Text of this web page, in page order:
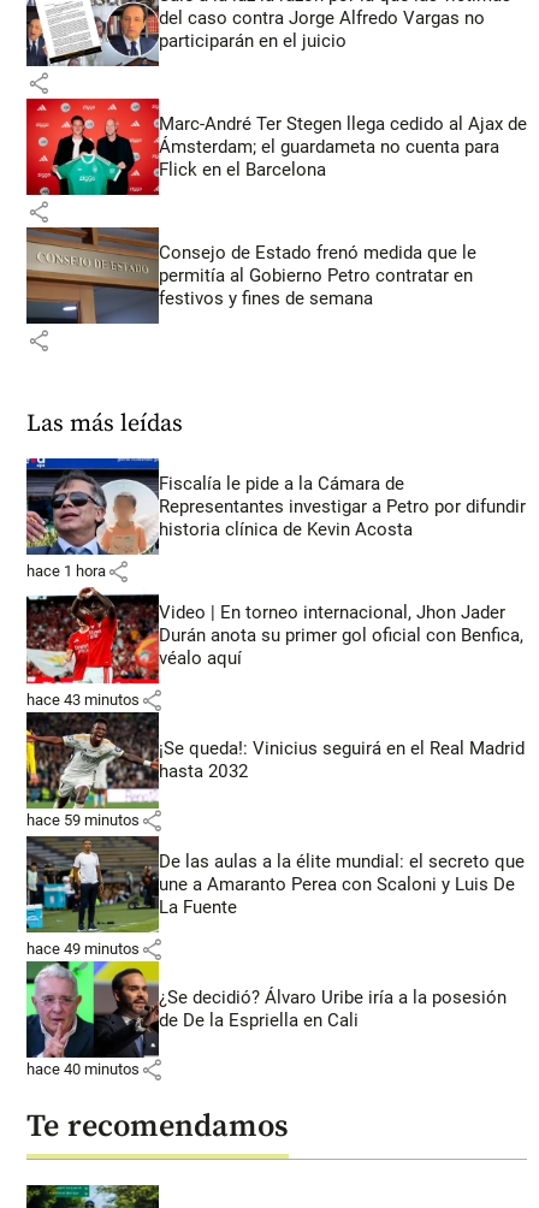
del caso contra Jorge Alfredo Vargas no
participarán en el juicio
share
Marc-André Ter Stegen llega cedido al Ajax de
Ámsterdam; el guardameta no cuenta para
Flick en el Barcelona
share
Consejo de Estado frenó medida que le
permitía al Gobierno Petro contratar en
festivos y fines de semana
share
Las más leídas
Fiscalía le pide a la Cámara de
Representantes investigar a Petro por difundir
historia clínica de Kevin Acosta
hace 1 hora share
Video | En torneo internacional, Jhon Jader
Durán anota su primer gol oficial con Benfica,
véalo aquí
hace 43 minutos share
¡Se queda!: Vinicius seguirá en el Real Madrid
hasta 2032
hace 59 minutos share
De las aulas a la élite mundial: el secreto que
une a Amaranto Perea con Scaloni y Luis De
La Fuente
hace 49 minutos share
¿Se decidió? Álvaro Uribe iría a la posesión
de De la Espriella en Cali
hace 40 minutos share
Te recomendamos